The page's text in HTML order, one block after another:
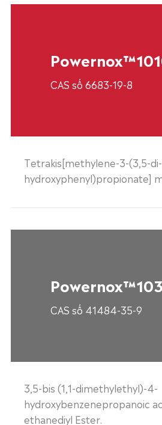
CAS số 6683-19-8
Tetrakis[methylene-3-(3,5-
hydroxyphenyl)propionate]
CAS số 41484-35-9
3,5-bis (1,1-dimethylethyl)-4-
hydroxybenzenepropanoic
ethanediyl Ester.